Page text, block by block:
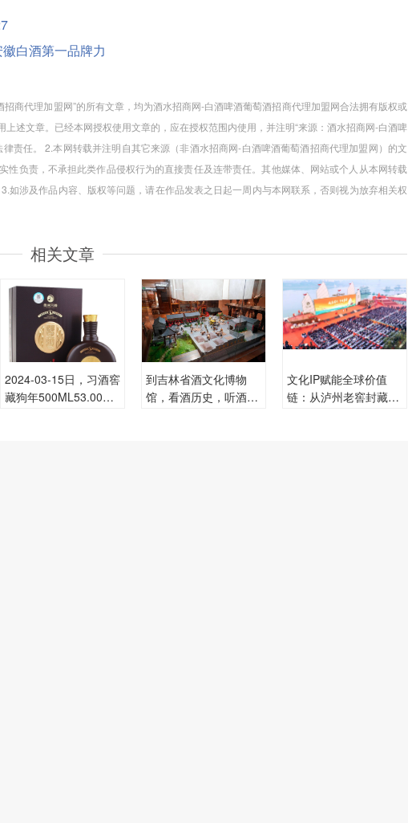
白酒第一品牌力
商代理加盟网”的所有文章，均为酒水招商网-白酒啤酒葡萄酒招商代理加盟网合法拥有版权或
述文章。已经本网授权使用文章的，应在授权范围内使用，并注明“来源：酒水招商网-白酒啤
责任。 2.本网转载并注明自其它来源（非酒水招商网-白酒啤酒葡萄酒招商代理加盟网）的文
负责，不承担此类作品侵权行为的直接责任及连带责任。其他媒体、网站或个人从本网转载
如涉及作品内容、版权等问题，请在作品发表之日起一周内与本网联系，否则视为放弃相关权
相关文章
2024-03-15日，习酒窖
藏狗年500ML53.00度
到吉林省酒文化博物
馆，看酒历史，听酒故
文化IP赋能全球价值
链：从泸州老窖封藏大